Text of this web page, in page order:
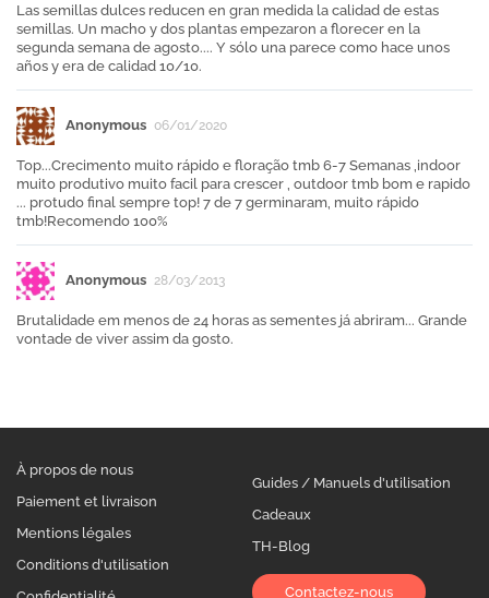
Las semillas dulces reducen en gran medida la calidad de estas
semillas. Un macho y dos plantas empezaron a florecer en la
segunda semana de agosto.... Y sólo una parece como hace unos
años y era de calidad 10/10.
Anonymous 06/01/2020
Top...Crecimento muito rápido e floração tmb 6-7 Semanas ,indoor
muito produtivo muito facil para crescer , outdoor tmb bom e rapido
... protudo final sempre top! 7 de 7 germinaram, muito rápido
tmb!Recomendo 100%
Anonymous 28/03/2013
Brutalidade em menos de 24 horas as sementes já abriram... Grande
vontade de viver assim da gosto.
À propos de nous
Paiement et livraison
Mentions légales
Conditions d'utilisation
Guides / Manuels d'utilisation
Cadeaux
TH-Blog
Contactez-nous